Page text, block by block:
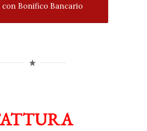
con Bonifico Bancario